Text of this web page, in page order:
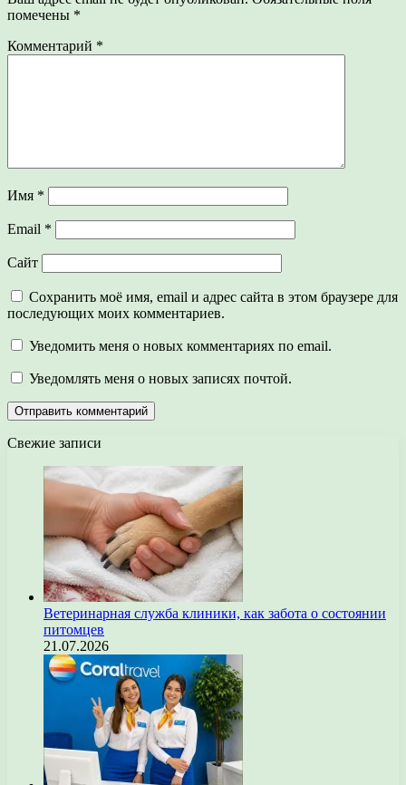
помечены *
Комментарий *
Имя *
Email *
Сайт
Сохранить моё имя, email и адрес сайта в этом браузере для
последующих моих комментариев.
Уведомить меня о новых комментариях по email.
Уведомлять меня о новых записях почтой.
Свежие записи
Ветеринарная служба клиники, как забота о состоянии
питомцев
21.07.2026